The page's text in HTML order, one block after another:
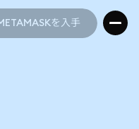
を入手